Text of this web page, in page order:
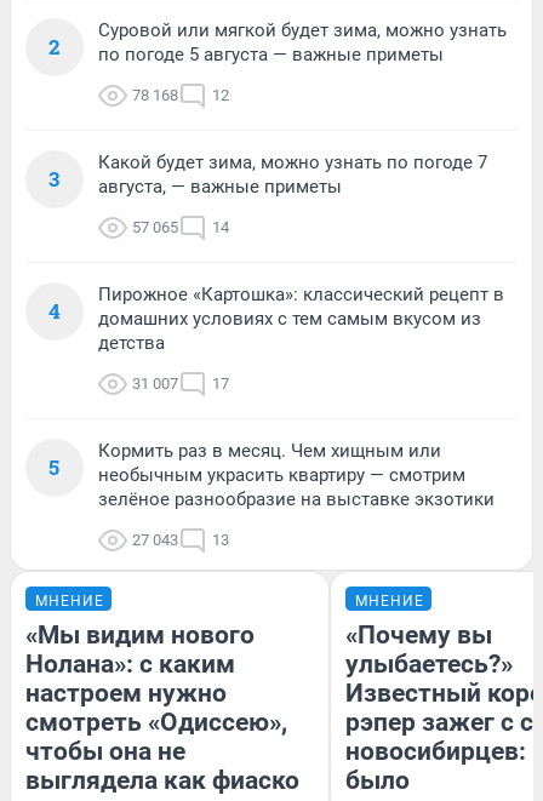
2
Суровой или мягкой будет зима, можно узнать
по погоде 5 августа — важные приметы
78 168 12
3
Какой будет зима, можно узнать по погоде 7
августа, — важные приметы
57 065 14
4
Пирожное «Картошка»: классический рецепт в
домашних условиях с тем самым вкусом из
детства
31 007 17
5
Кормить раз в месяц. Чем хищным или
необычным украсить квартиру — смотрим
зелёное разнообразие на выставке экзотики
27 043 13
МНЕНИЕ
«Мы видим нового
Нолана»: с каким
настроем нужно
смотреть «Одиссею»,
чтобы она не
выглядела как фиаско
МНЕНИЕ
«Почему вы
улыбаетесь?»
Известный
рэпер зажег с
новосибирцев:
было